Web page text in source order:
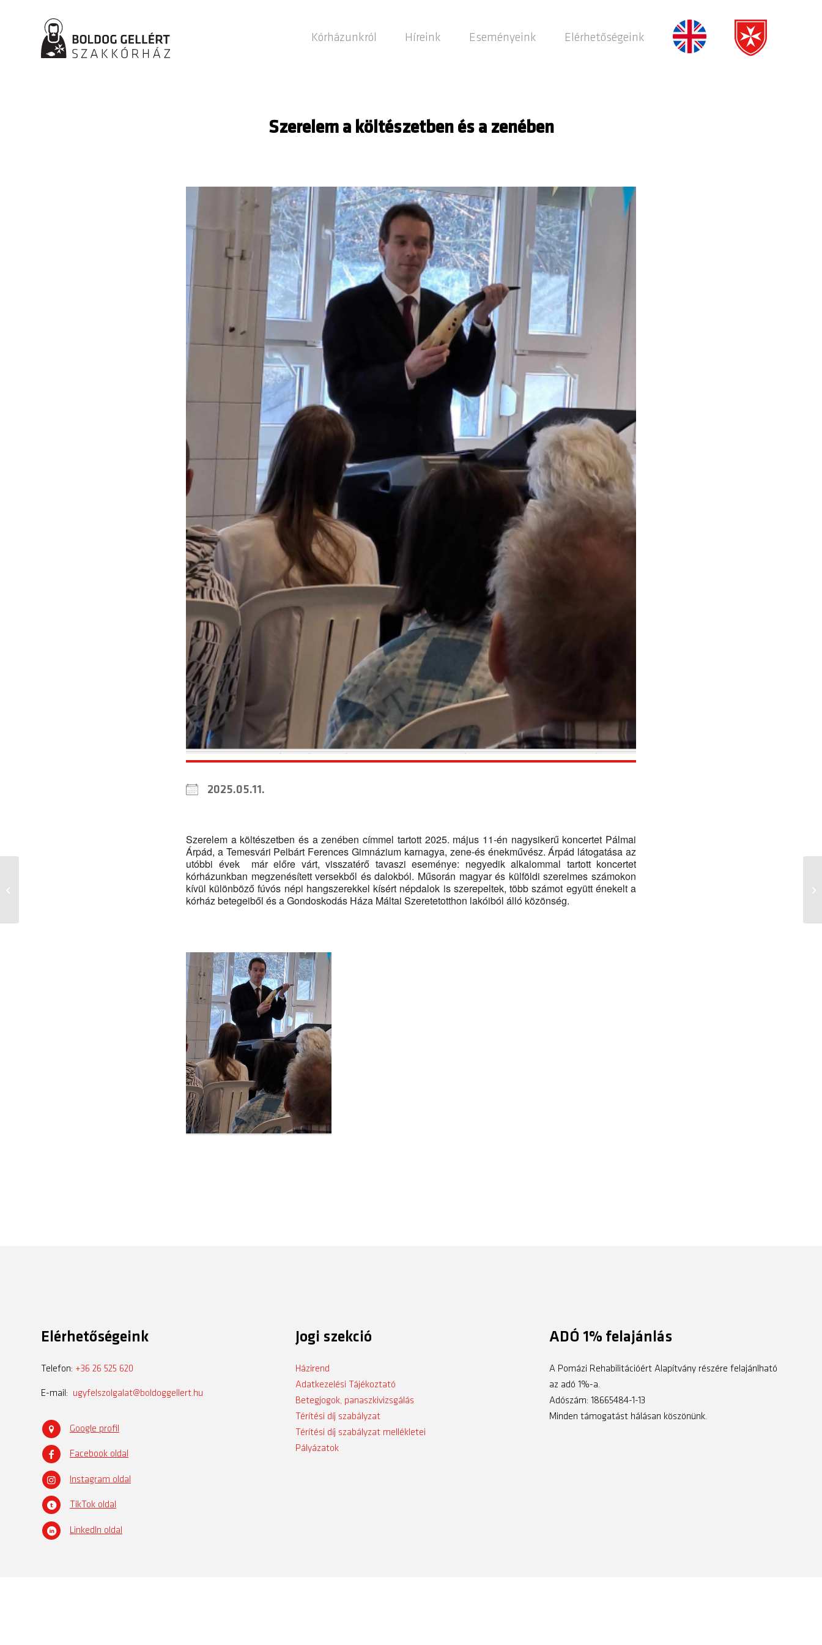
Kórházunkról Híreink Eseményeink Elérhetőségeink
Szerelem a költészetben és a zenében
2025.05.11.
Szerelem a költészetben és a zenében címmel tartott 2025. május 11-én nagysikerű koncertet Pálmai
Árpád, a Temesvári Pelbárt Ferences Gimnázium karnagya, zene-és énekművész. Árpád látogatása az
utóbbi évek már előre várt, visszatérő tavaszi eseménye: negyedik alkalommal tartott koncertet
kórházunkban megzenésített versekből és dalokból. Műsorán magyar és külföldi szerelmes számokon
kívül különböző fúvós népi hangszerekkel kísért népdalok is szerepeltek, több számot együtt énekelt a
kórház betegeiből és a Gondoskodás Háza Máltai Szeretetotthon lakóiból álló közönség.
Elérhetőségeink
Telefon: +36 26 525 620
E-mail: ugyfelszolgalat@boldoggellert.hu
Google profil
Facebook oldal
Instagram oldal
TikTok oldal
LinkedIn oldal
Jogi szekció
Házirend
Adatkezelési Tájékoztató
Betegjogok, panaszkivizsgálás
Térítési díj szabályzat
Térítési díj szabályzat mellékletei
Pályázatok
ADÓ 1% felajánlás
A Pomázi Rehabilitációért Alapítvány részére felajánlható
az adó 1%-a.
Adószám: 18665484-1-13
Minden támogatást hálásan köszönünk.